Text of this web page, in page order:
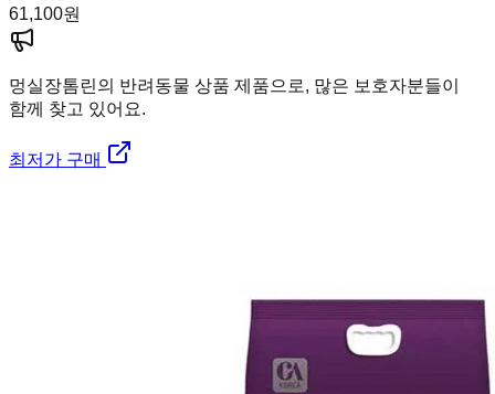
61,100원
멍실장톰린의 반려동물 상품 제품으로, 많은 보호자분들이
함께 찾고 있어요.
최저가 구매